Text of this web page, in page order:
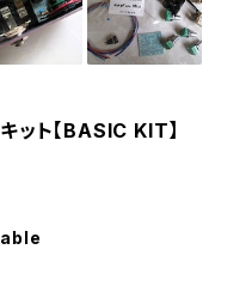
ト【BASIC KIT】